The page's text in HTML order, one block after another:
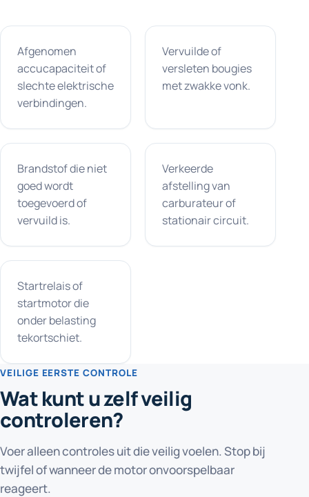
Afgenomen
accucapaciteit of
slechte elektrische
verbindingen.
Vervuilde of
versleten bougies
met zwakke vonk.
Brandstof die niet
goed wordt
toegevoerd of
vervuild is.
Verkeerde
afstelling van
carburateur of
stationair circuit.
Startrelais of
startmotor die
onder belasting
tekortschiet.
VEILIGE EERSTE CONTROLE
Wat kunt u zelf veilig
controleren?
Voer alleen controles uit die veilig voelen. Stop bij
twijfel of wanneer de motor onvoorspelbaar
reageert.